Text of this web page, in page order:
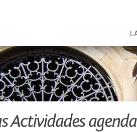
Actividades